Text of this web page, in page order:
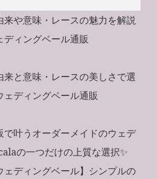
来や意味・レースの魅力を解説
ディングベール通販
と意味・レースの美しさで選
ディングベール通販
で叶うオーダーメイドのウェデ
の一つだけの上質な選択✨
ェディングベール】シンプルの